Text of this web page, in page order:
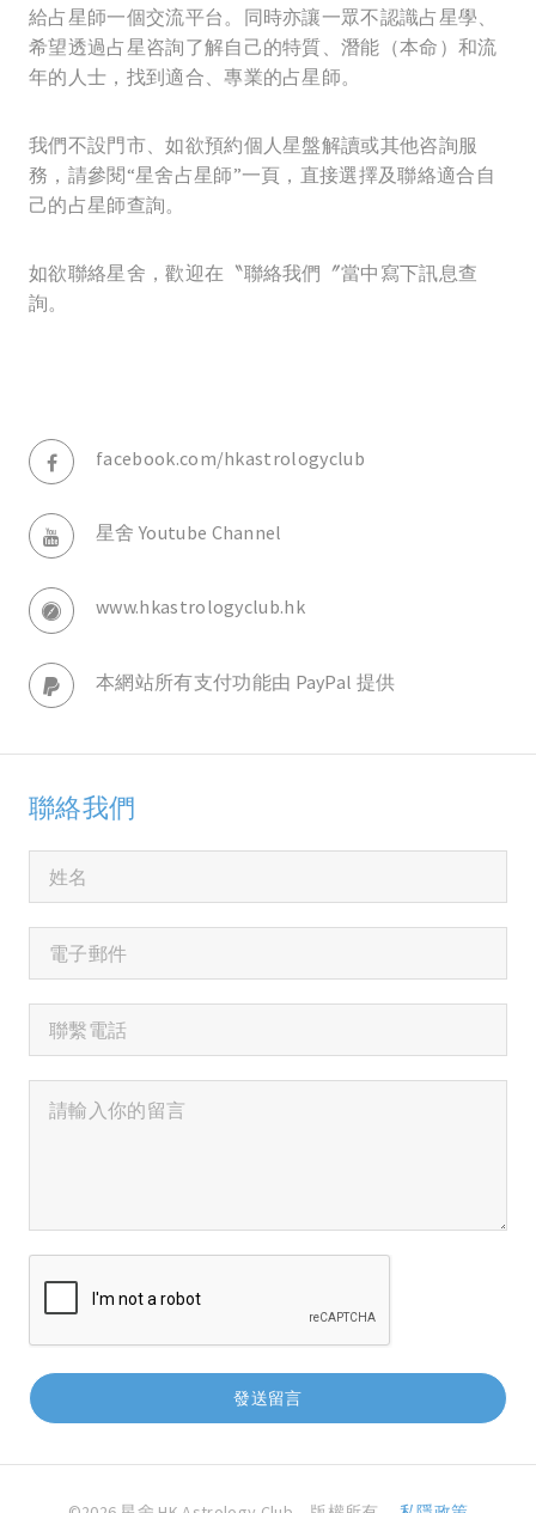
給占星師一個交流平台。同時亦讓一眾不認識占星學、
希望透過占星咨詢了解自己的特質、潛能（本命）和流
年的人士，找到適合、專業的占星師。
我們不設門市、如欲預約個人星盤解讀或其他咨詢服
務，請參閱“星舍占星師”一頁，直接選擇及聯絡適合自
己的占星師查詢。
如欲聯絡星舍，歡迎在〝聯絡我們〞當中寫下訊息查
詢。
facebook.com/hkastrologyclub
星舍 Youtube Channel
www.hkastrologyclub.hk
本網站所有支付功能由 PayPal 提供
聯絡我們